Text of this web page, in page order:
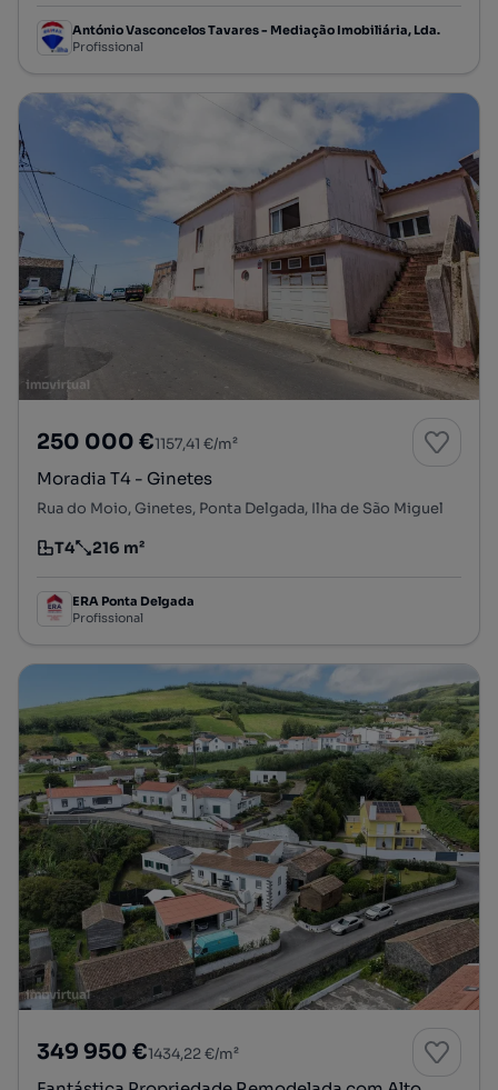
António Vasconcelos Tavares - Mediação Imobiliária, Lda.
Profissional
250 000 €1157,41 €/m²
Moradia T4 - Ginetes
Rua do Moio, Ginetes, Ponta Delgada, Ilha de São Miguel
Tipologia
T4
Preço por metro quadrado
216 m²
ERA Ponta Delgada
Profissional
349 950 €1434,22 €/m²